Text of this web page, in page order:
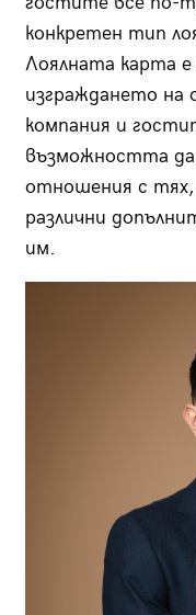
конкретен тип
Лоялната карта е
изграждането
компания и
възможността
отношения с
различни
им.